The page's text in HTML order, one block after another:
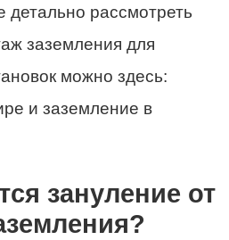
детально рассмотреть
заземления для
можно здесь:
и заземление в
зануление от